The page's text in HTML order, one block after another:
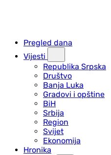
Pregled dana
Vijesti
Republika Srpska
Društvo
Banja Luka
Gradovi i opštine
BiH
Srbija
Region
Svijet
Ekonomija
Hronika